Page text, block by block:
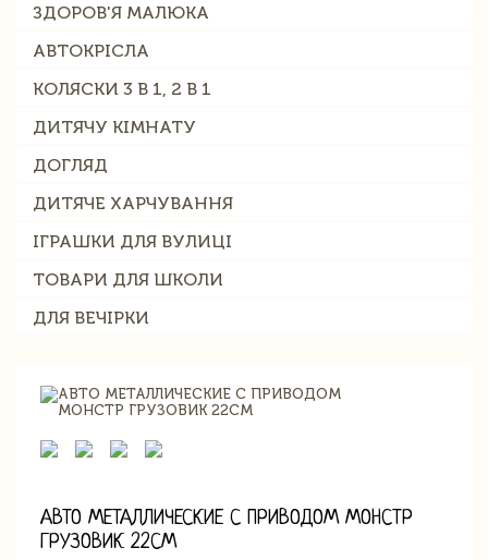
ЗДОРОВ'Я МАЛЮКА
АВТОКРІСЛА
КОЛЯСКИ 3 В 1, 2 В 1
ДИТЯЧУ КІМНАТУ
ДОГЛЯД
ДИТЯЧЕ ХАРЧУВАННЯ
ІГРАШКИ ДЛЯ ВУЛИЦІ
ТОВАРИ ДЛЯ ШКОЛИ
ДЛЯ ВЕЧІРКИ
АВТО МЕТАЛЛИЧЕСКИЕ С ПРИВОДОМ МОНСТР
ГРУЗОВИК 22СМ